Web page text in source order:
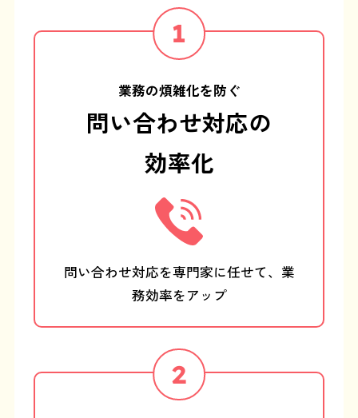
業務の煩雑化を防ぐ
問い合わせ対応の
効率化
問い合わせ対応を専門家に任せて、 業
務効率をアップ